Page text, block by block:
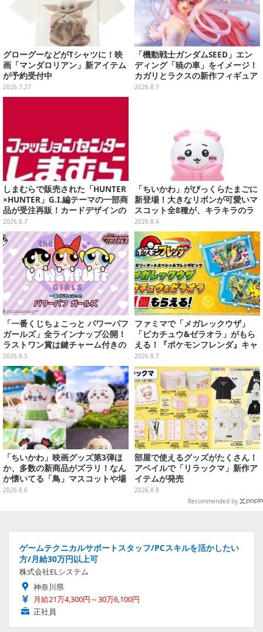
グローグーなどがTシャツに！映
画「マンダロリアン」新アイテム
が予約受付中
2026.7.27
「機動戦士ガンダムSEED」エン
ディング「暁の車」をイメージ！
カガリとラクスの新作フィギュア
がプライズに
2026.8.7
しまむらで販売された「HUNTER
×HUNTER」G.I.編テーマの一部商
品が受注再販！カードデザインの
キーホルダーや、キルアたちのセ
リフ付ソックスなど
2026.8.7
「ちいかわ」がびっくらたまごに
新登場！大きなリボンが可愛いマ
スコット全8種が、キラキラのラ
メ入り入浴剤から飛び出す
2026.8.4
「一番くじちょこっと パワーパフ
ガールズ」全ラインナップ公開！
ラストワン賞は鍵チャーム付きの
シール帳スペシャルセットを用意
2026.8.5
ファミマで「メガレックウザ」
「ピカチュウ&ゼラオラ」がもら
える！『ポケモンフレンダ』キャ
ンペーンが8月11日開始
2026.8.7
「ちいかわ」映画グッズ第3弾ほ
か、多数の新商品がズラリ！なん
か懐いてる「鳥」マスコットや場
面写アイテムなど必見のラインナ
2026.8.6
部屋で使えるグッズがたくさん！
アベイルで「リラックマ」新作ア
イテムが発売
2026.8.8
Recommended by
ゲームテクニカルサポートスタッフ/PCスキルを活かしたい
方/月給30万円以上可
株式会社ELシステム
神奈川県
月給21万4,300円～30万6,100円
正社員